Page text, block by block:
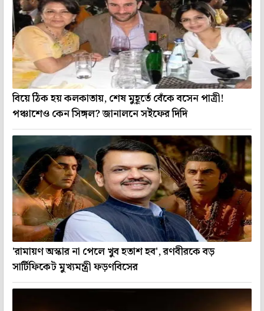
বিয়ে ঠিক হয় কলকাতায়, শেষ মুহূর্তে বেঁকে বসেন পাত্রী!
পঞ্চাশেও কেন সিঙ্গল? জানালনে সইফের দিদি
'রামায়ণ অস্কার না পেলে খুব হতাশ হব', রণবীরকে বড়
সার্টিফিকেট মুখ্যমন্ত্রী ফড়ণবিসের